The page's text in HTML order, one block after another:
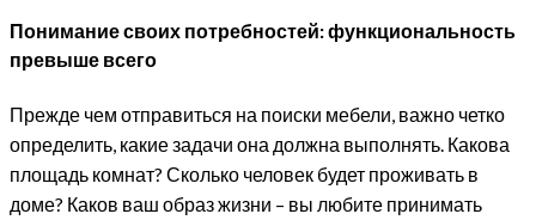
Понимание своих потребностей: функциональность
превыше всего
Прежде чем отправиться на поиски мебели, важно четко
определить, какие задачи она должна выполнять. Какова
площадь комнат? Сколько человек будет проживать в
доме? Каков ваш образ жизни – вы любите принимать